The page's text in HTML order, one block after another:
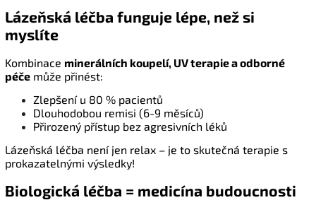
Lázeňská léčba funguje lépe, než si
myslíte
Kombinace minerálních koupelí, UV terapie a odborné
péče může přinést:
Zlepšení u 80 % pacientů
Dlouhodobou remisi (6-9 měsíců)
Přirozený přístup bez agresivních léků
Lázeňská léčba není jen relax – je to skutečná terapie s
prokazatelnými výsledky!
Biologická léčba = medicína budoucnosti